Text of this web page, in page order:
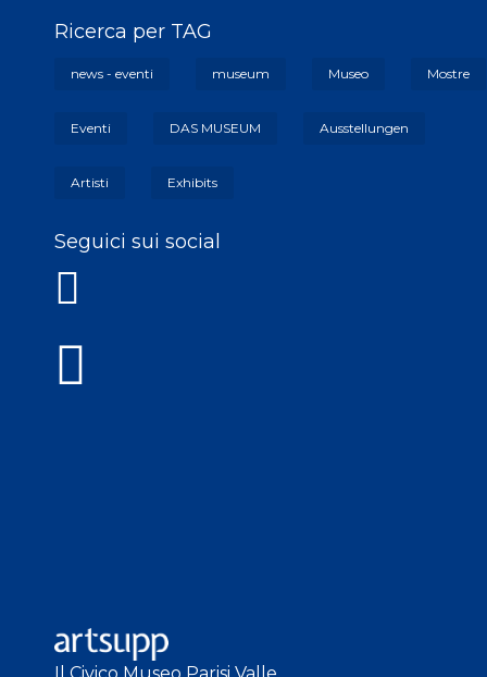
Ricerca per TAG
news - eventi museum Museo Mostre
Eventi DAS MUSEUM Ausstellungen
Artisti Exhibits
Seguici sui social